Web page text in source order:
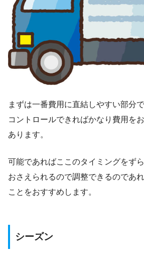
まずは一番費用に直結しやすい部分
コントロールできればかなり費用を
あります。
可能であればここのタイミングをず
おさえられるので調整できるのであ
ことをおすすめします。
シーズン